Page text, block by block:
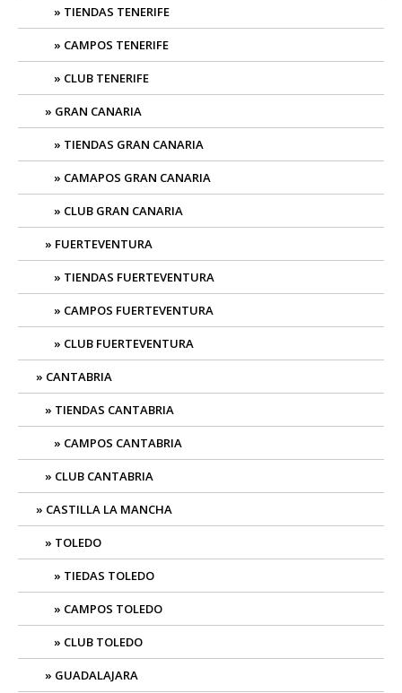
TIENDAS TENERIFE
CAMPOS TENERIFE
CLUB TENERIFE
GRAN CANARIA
TIENDAS GRAN CANARIA
CAMAPOS GRAN CANARIA
CLUB GRAN CANARIA
FUERTEVENTURA
TIENDAS FUERTEVENTURA
CAMPOS FUERTEVENTURA
CLUB FUERTEVENTURA
CANTABRIA
TIENDAS CANTABRIA
CAMPOS CANTABRIA
CLUB CANTABRIA
CASTILLA LA MANCHA
TOLEDO
TIEDAS TOLEDO
CAMPOS TOLEDO
CLUB TOLEDO
GUADALAJARA